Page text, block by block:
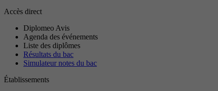
Accès direct
Diplomeo Avis
Agenda des événements
Liste des diplômes
Résultats du bac
Simulateur notes du bac
Établissements